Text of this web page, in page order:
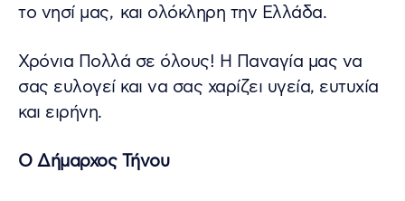
το νησί μας, και ολόκληρη την Ελλάδα.
Χρόνια Πολλά σε όλους! Η Παναγία μας να
σας ευλογεί και να σας χαρίζει υγεία, ευτυχία
και ειρήνη.
Ο Δήμαρχος Τήνου